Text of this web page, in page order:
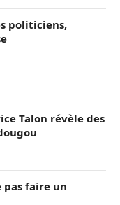
politiciens,
Talon révèle des
pas faire un